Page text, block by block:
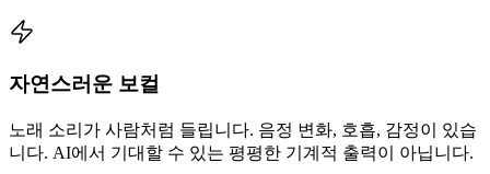
자연스러운 보컬
노래 소리가 사람처럼 들립니다. 음정 변화, 호흡, 감정이 있습
니다. AI에서 기대할 수 있는 평평한 기계적 출력이 아닙니다.